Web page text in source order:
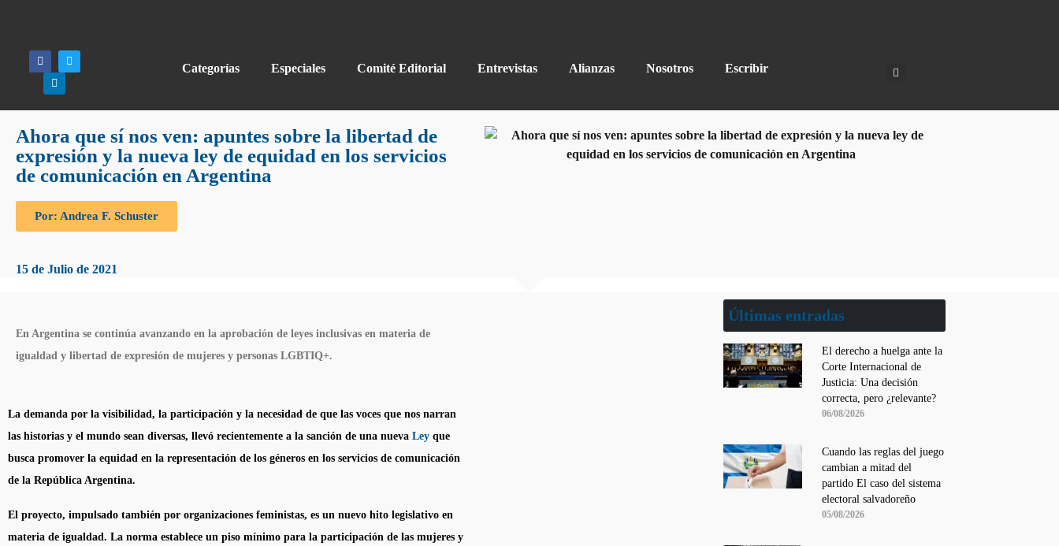
Categorías Especiales Comité Editorial Entrevistas Alianzas Nosotros Escribir
Ahora que sí nos ven: apuntes sobre la libertad de
expresión y la nueva ley de equidad en los servicios
de comunicación en Argentina
Por: Andrea F. Schuster
15 de Julio de 2021
En Argentina se continúa avanzando en la aprobación de leyes inclusivas en materia de
igualdad y libertad de expresión de mujeres y personas LGBTIQ+.
La demanda por la visibilidad, la participación y la necesidad de que las voces que nos narran
las historias y el mundo sean diversas, llevó recientemente a la sanción de una nueva Ley que
busca promover la equidad en la representación de los géneros en los servicios de comunicación
de la República Argentina.
El proyecto, impulsado también por organizaciones feministas, es un nuevo hito legislativo en
materia de igualdad. La norma establece un piso mínimo para la participación de las mujeres y
Últimas entradas
El derecho a huelga ante la
Corte Internacional de
Justicia: Una decisión
correcta, pero ¿relevante?
06/08/2026
Cuando las reglas del juego
cambian a mitad del
partido El caso del sistema
electoral salvadoreño
05/08/2026